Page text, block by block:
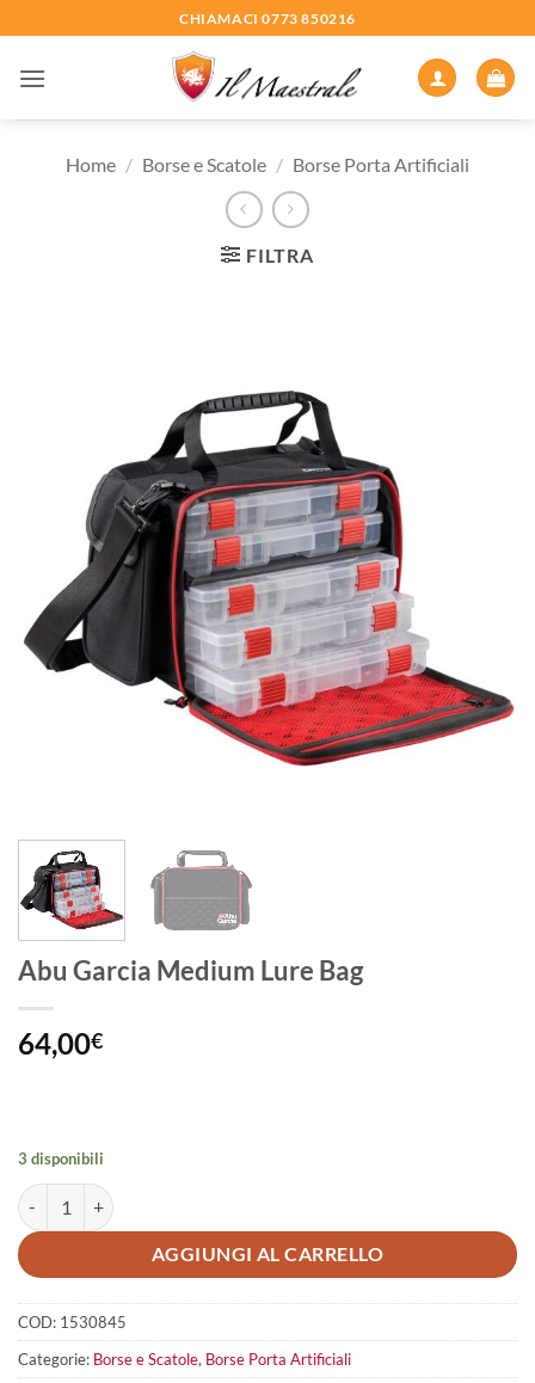
ai
contenuti
CHIAMACI 0773 850216
Home / Borse e Scatole / Borse Porta Artificiali
FILTRA
Abu Garcia Medium Lure Bag
64,00€
3 disponibili
Abu Garcia Medium Lure Bag quantità
AGGIUNGI AL CARRELLO
COD: 1530845
Categorie: Borse e Scatole, Borse Porta Artificiali